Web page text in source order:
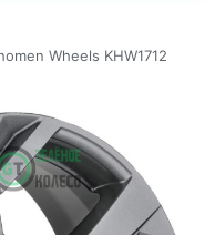
Wheels KHW1712